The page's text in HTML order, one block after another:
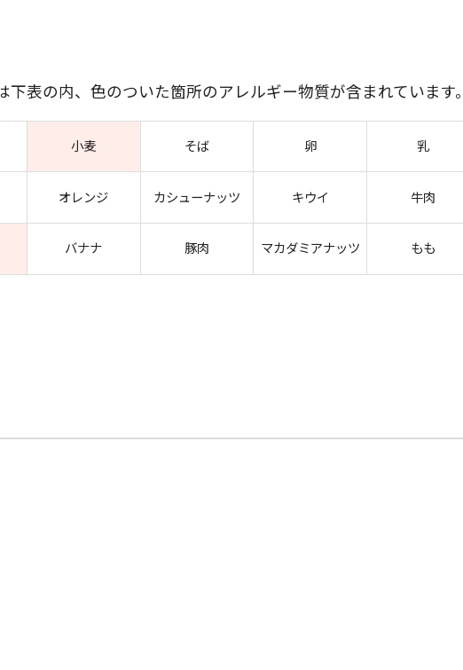
表の内、色のついた箇所のアレルギー物質が含まれています。
小麦 そば 卵 乳
オレンジ カシューナッツ キウイ 牛肉
バナナ 豚肉 マカダミアナッツ もも